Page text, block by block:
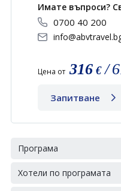
Имате въпроси?
0700 40 200
Цена от 316 €/
Запитване
Програма
Хотели по програмата